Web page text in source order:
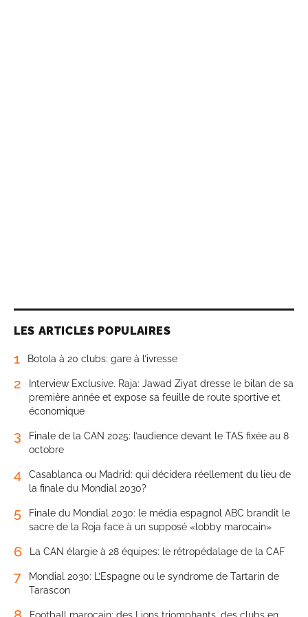
LES ARTICLES POPULAIRES
1 Botola à 20 clubs: gare à l’ivresse
2
Interview Exclusive. Raja: Jawad Ziyat dresse le bilan de sa
première année et expose sa feuille de route sportive et
économique
3
Finale de la CAN 2025: l’audience devant le TAS fixée au 8
octobre
4
Casablanca ou Madrid: qui décidera réellement du lieu de
la finale du Mondial 2030?
5
Finale du Mondial 2030: le média espagnol ABC brandit le
sacre de la Roja face à un supposé «lobby marocain»
6 La CAN élargie à 28 équipes: le rétropédalage de la CAF
7
Mondial 2030: L’Espagne ou le syndrome de Tartarin de
Tarascon